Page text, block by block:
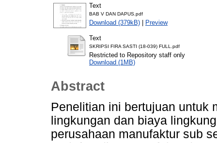
Text
BAB V DAN DAPUS.pdf
Download (379kB) | Preview
Text
SKRIPSI FIRA SASTI (18-039) FULL.pdf
Restricted to Repository staff only
Download (1MB)
Abstract
Penelitian ini bertujuan untuk
lingkungan dan biaya
perusahaan manufaktur sub